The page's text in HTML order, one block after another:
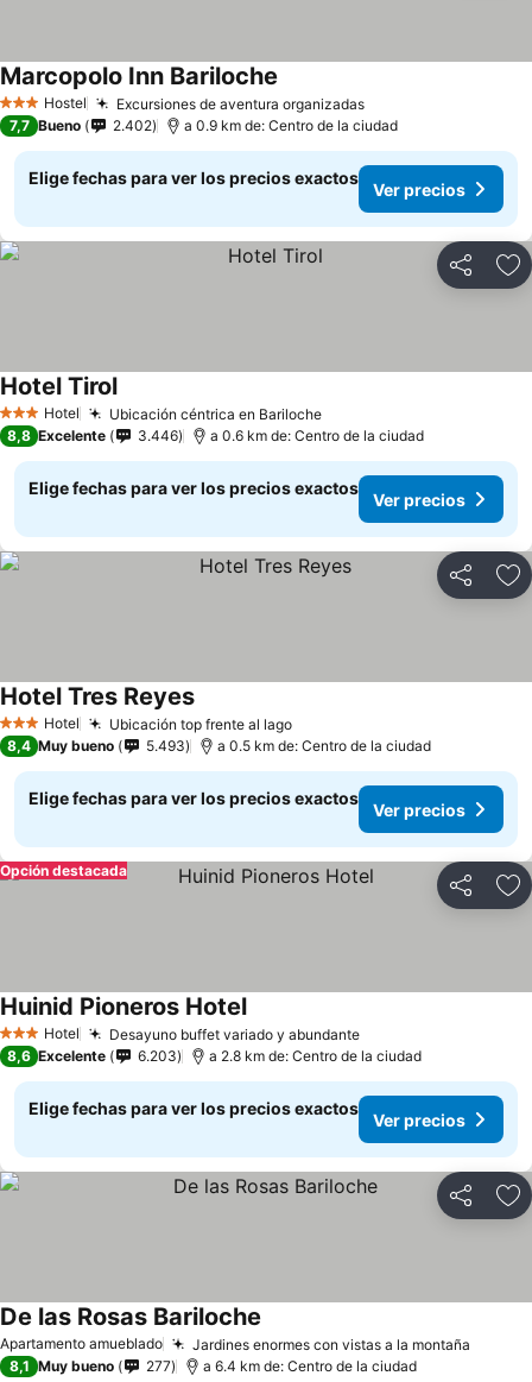
3 EstrellasHostel Excursiones de aventura organizadasVer precios
Marcopolo Inn Bariloche
7,7 Bueno 2.402 a 0.9 km de: Centro de la ciudad
Elige fechas para ver los precios exactos
Ver precios
Compartir
3 Estrellas
Hotel Ubicación céntrica en BarilocheVer precios
Hotel TirolVer precios
8,8 Excelente 3.446 a 0.6 km de: Centro de la ciudad
Elige fechas para ver los precios exactos
Ver precios
Compartir
3 Estrellas
Hotel Ubicación top frente al lagoVer precios
Hotel Tres ReyesVer precios
8,4 Muy bueno 5.493 a 0.5 km de: Centro de la ciudad
Elige fechas para ver los precios exactos
Ver precios
Compartir
Opción destacada
3 Estrellas
Hotel Desayuno buffet variado y abundanteVer precios
Huinid Pioneros HotelVer precios
8,6 Excelente 6.203 a 2.8 km de: Centro de la ciudad
Elige fechas para ver los precios exactos
Ver precios
Compartir
Apartamento amueblado Jardines enormes con vistas a la montaña
De las Rosas Bariloche
8,1 Muy bueno 277 a 6.4 km de: Centro de la ciudad